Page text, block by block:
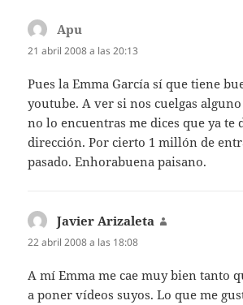
Apu
21 abril 2008 a las 20:13
Pues la Emma García sí que tiene
youtube. A ver si nos cuelgas
no lo encuentras me dices que ya te
dirección. Por cierto 1 millón de
pasado. Enhorabuena paisano.
Javier Arizaleta
22 abril 2008 a las 18:08
A mí Emma me cae muy bien tanto
a poner vídeos suyos. Lo que me